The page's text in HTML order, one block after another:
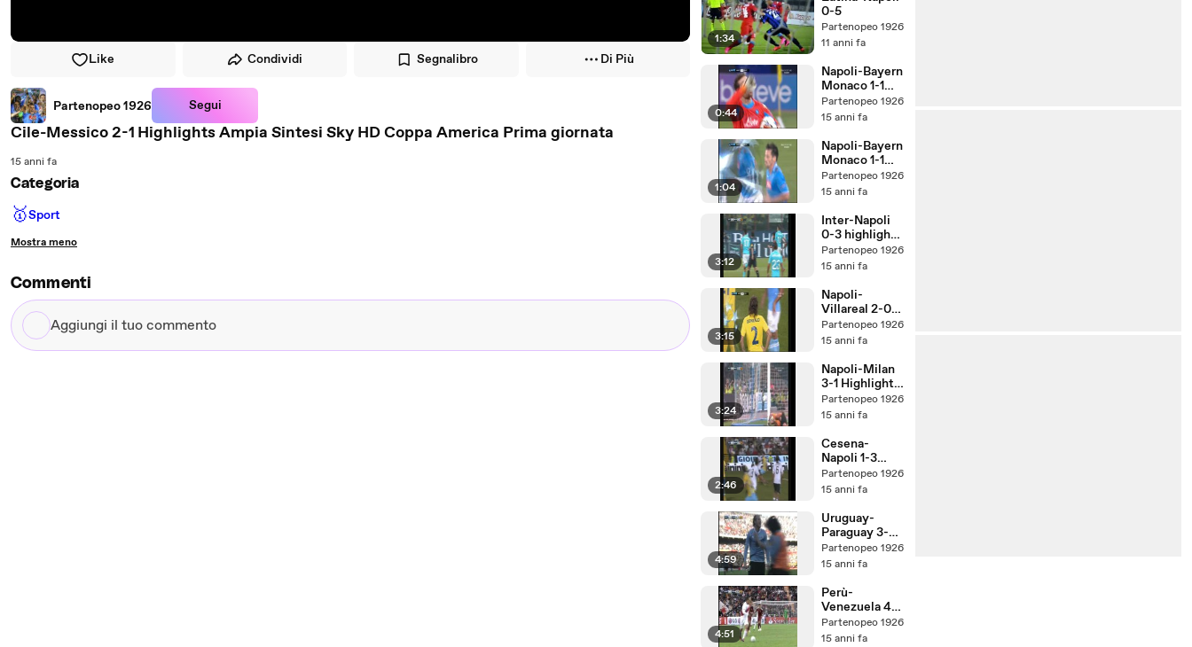
Like Condividi Segnalibro Di Più
Partenopeo 1926 Segui
Cile-Messico 2-1 Highlights Ampia Sintesi Sky HD Coppa America Prima giornata
15 anni fa
Categoria
🥇Sport
Mostra meno
Commenti
Aggiungi
il
1:34
0-5
Partenopeo 1926
11 anni fa
0:44
Napoli-Bayern
Monaco 1-1
Sky HD
Rigore Parato
Partenopeo 1926
15 anni fa
1:04
Napoli-Bayern
Monaco 1-1
Sky HD
Partenopeo 1926
15 anni fa
3:12
Inter-Napoli
0-3 highlights
carlo alvino
sky HD Sesta
A 2011/2012
Partenopeo 1926
15 anni fa
3:15
Napoli-
Villareal 2-0
Champions
League
Sky HD
Partenopeo 1926
15 anni fa
3:24
Napoli-Milan
3-1 Highlights
Carlo Alvino
Sky HD Terza
A 2011/2012
Partenopeo 1926
15 anni fa
2:46
Cesena-
Napoli 1-3
Goal
Commentati
Alvino SkyHD
2011/2012
Partenopeo 1926
15 anni fa
4:59
Uruguay-
Paraguay 3-0
Coppa
America
Highlights
Ampia Sintesi
Sky HD
Partenopeo 1926
15 anni fa
4:51
Perù-
Venezuela 4-1
Coppa
America
Partenopeo 1926
15 anni fa